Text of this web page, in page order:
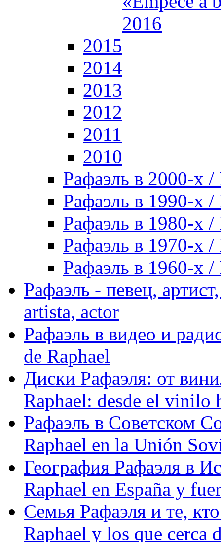
2016
2015
2014
2013
2012
2011
2010
Рафаэль в 2000-х /
Рафаэль в 1990-х /
Рафаэль в 1980-х /
Рафаэль в 1970-х /
Рафаэль в 1960-х /
Рафаэль - певец,
artista, actor
Рафаэль в видео и
de Raphael
Диски Рафаэля: от
Raphael: desde el vinilo
Рафаэль в Советском
Raphael en la Unión
География Рафаэля в
Raphael en España y
Семья Рафаэля и те,
Raphael y los que cerca